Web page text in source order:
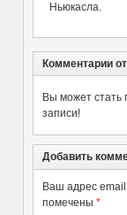
Ньюкасла.
Комментарии
Вы может стать
записи!
Добавить
Ваш адрес email
помечены *